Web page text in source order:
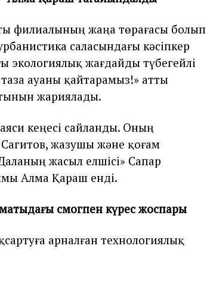
филиалының жаңа төрағасы болып
саласындағы кәсіпкер
экологиялық жағдайды түбегейлі
ауаны қайтарамыз!» атты
жариялады.
кеңесі сайланды. Оның
жазушы және қоғам
жасыл елшісі» Сапар
Алма Қараш енді.
смогпен күрес жоспары
арналған технологиялық